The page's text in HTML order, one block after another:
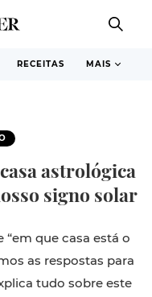
RECEITAS MAIS
astrológica
signo solar
“em que casa está o
as respostas para
tudo sobre este